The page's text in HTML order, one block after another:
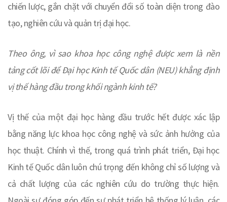
chiến lược, gắn chặt với chuyển đổi số toàn diện trong đào
tạo, nghiên cứu và quản trị đại học.
Theo ông, vì sao khoa học công nghệ được xem là nền
tảng cốt lõi để Đại học Kinh tế Quốc dân (NEU) khẳng định
vị thế hàng đầu trong khối ngành kinh tế?
Vị thế của một đại học hàng đầu trước hết được xác lập
bằng năng lực khoa học công nghệ và sức ảnh hưởng của
học thuật. Chính vì thế, trong quá trình phát triển, Đại học
Kinh tế Quốc dân luôn chú trọng đến không chỉ số lượng và
cả chất lượng của các nghiên cứu do trường thực hiện.